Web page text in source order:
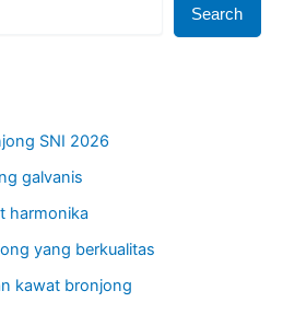
Search
SNI 2026
galvanis
harmonika
yang berkualitas
kawat bronjong